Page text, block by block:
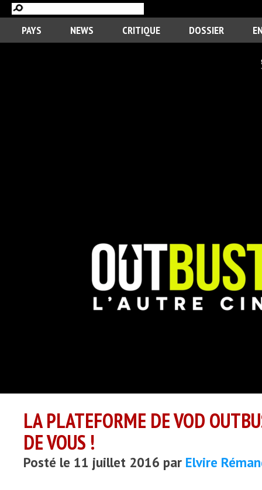
PAYS NEWS CRITIQUE DOSSIER
LA PLATEFORME DE VOD
DE VOUS !
Posté le 11 juillet 2016 par Elvire